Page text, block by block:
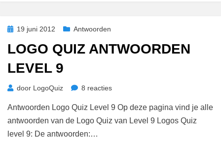
Geplaatst
19 juni 2012 Antwoorden
LOGO QUIZ ANTWOORDEN
LEVEL 9
door LogoQuiz 8 reactiesop
Quiz
Antwoorden
Antwoorden Logo Quiz Level 9 Op deze pagina vind je alle
antwoorden van de Logo Quiz van Level 9 Logos Quiz
level 9: De antwoorden:…